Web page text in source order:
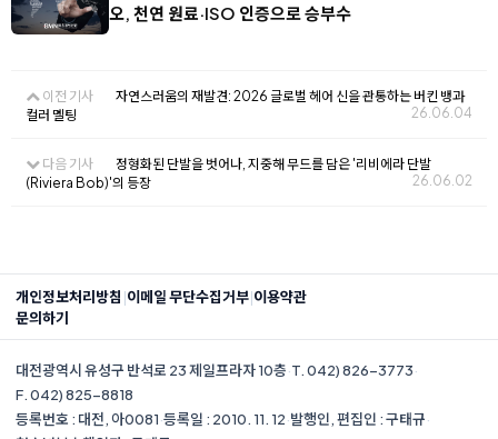
오, 천연 원료·ISO 인증으로 승부수
이전 기사
자연스러움의 재발견: 2026 글로벌 헤어 신을 관통하는 버킨 뱅과
컬러 멜팅
26.06.04
다음 기사
정형화된 단발을 벗어나, 지중해 무드를 담은 '리비에라 단발
(Riviera Bob)'의 등장
26.06.02
개인정보처리방침 |이메일 무단수집거부|이용약관
문의하기
대전광역시 유성구 반석로 23 제일프라자 10층·T. 042) 826-3773·
F. 042) 825-8818
등록번호 : 대전, 아0081·등록일 : 2010. 11. 12·발행인, 편집인 : 구태규·